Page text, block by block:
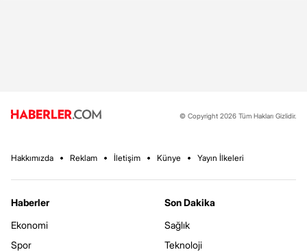
© Copyright 2026 Tüm Hakları Gizlidir.
Hakkımızda Reklam İletişim Künye Yayın İlkeleri
Haberler
Ekonomi
Spor
Son Dakika
Sağlık
Teknoloji